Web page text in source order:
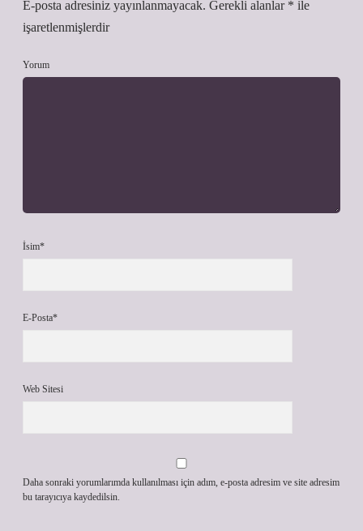
E-posta adresiniz yayınlanmayacak. Gerekli alanlar * ile
işaretlenmişlerdir
Yorum
İsim*
E-Posta*
Web Sitesi
Daha sonraki yorumlarımda kullanılması için adım, e-posta adresim ve site adresim
bu tarayıcıya kaydedilsin.